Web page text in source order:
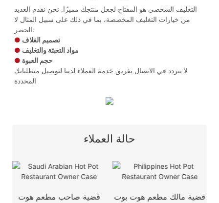
التغليف الشخصي هو المفتاح لجعل منتجك مميزًا. نحن نقدم العديد
من خيارات التغليف المخصصة، بما في ذلك على سبيل المثال لا
الحصر:
● تصميم الغلاف
● مواد التعبئة والتغليف
● حجم العبوة
لا تتردد في الاتصال بفريق خدمة العملاء لدينا لتوصيل متطلباتك
المحددة
قضية صاحب مطعم هوت
قضية مالك مطعم هوت بوت